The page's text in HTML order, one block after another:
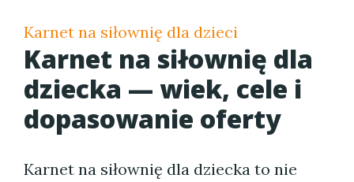
Karnet na siłownię dla dzieci
Karnet na siłownię dla
dziecka — wiek, cele i
dopasowanie oferty
Karnet na siłownię dla dziecka to nie